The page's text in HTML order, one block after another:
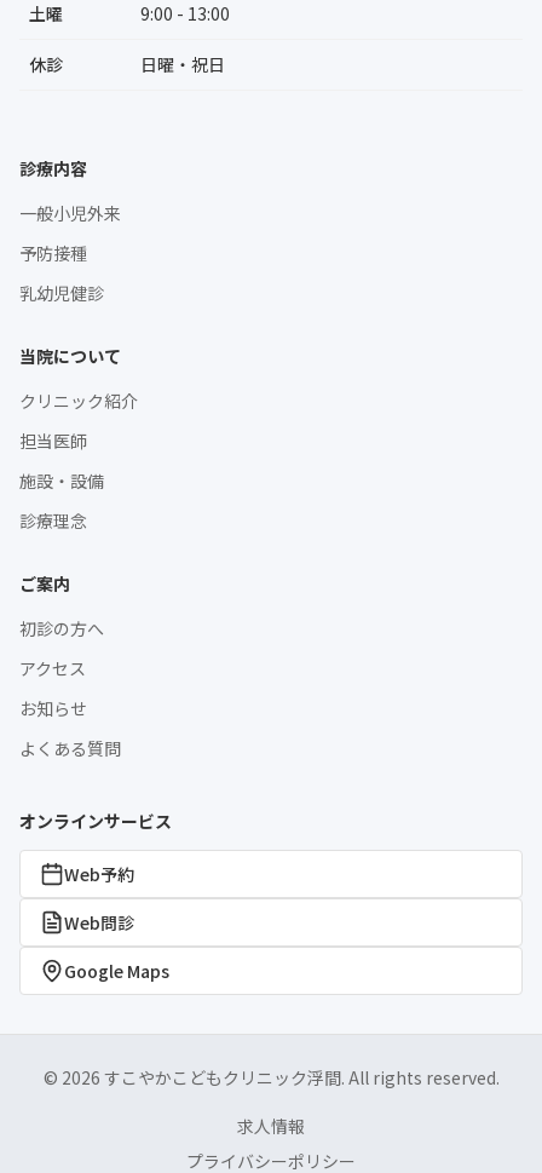
土曜 9:00 - 13:00
休診 日曜・祝日
診療内容
一般小児外来
予防接種
乳幼児健診
当院について
クリニック紹介
担当医師
施設・設備
診療理念
ご案内
初診の方へ
アクセス
お知らせ
よくある質問
オンラインサービス
Web予約
Web問診
Google Maps
© 2026 すこやかこどもクリニック浮間. All rights reserved.
求人情報
プライバシーポリシー